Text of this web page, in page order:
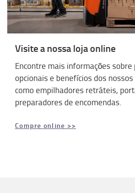
Visite a nossa loja online
Encontre mais informações sobre
opcionais e benefícios dos
como empilhadores retráteis,
preparadores de encomendas.
Compre online >>